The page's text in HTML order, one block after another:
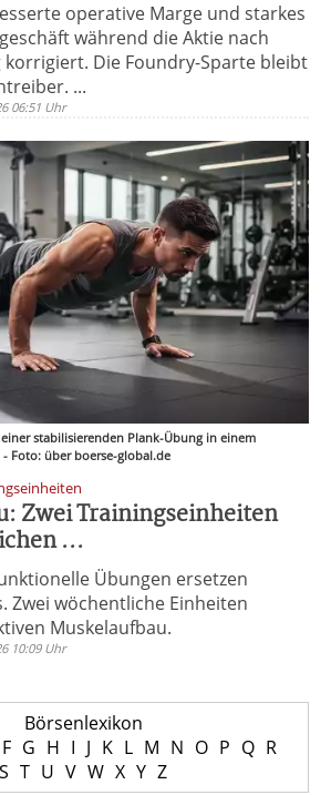
operative Marge und starkes
während die Aktie nach
Die Foundry-Sparte bleibt
...
06:51 Uhr
stabilisierenden Plank-Übung in einem
Foto: über boerse-global.de
Zwei Trainingseinheiten
...
Übungen ersetzen
Zwei wöchentliche Einheiten
Muskelaufbau.
10:09 Uhr
Börsenlexikon
F G H I J K L M N O P Q R
S T U V W X Y Z